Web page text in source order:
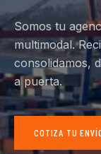
Somos tu
multimodal.
consolidamos,
a puerta.
COTIZA TU